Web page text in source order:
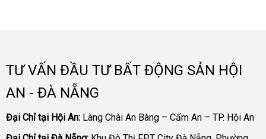
TƯ VẤN ĐẦU TƯ BẤT ĐỘNG SẢN HỘI
AN - ĐÀ NẴNG
Đại Chỉ tại Hội An:Làng Chài An Bàng – Cẩm An – TP. Hội An